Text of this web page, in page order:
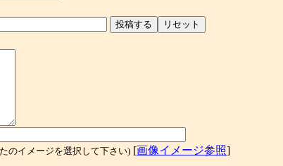
のイメージを選択して下さい) [画像イメージ参照]